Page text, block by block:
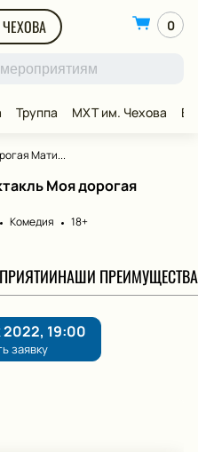
0
Труппа МХТ им. Чехова
Мати...
Моя дорогая
Комедия
18+
НАШИ ПРЕИМУЩЕСТВА